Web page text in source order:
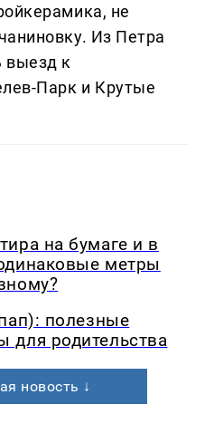
не
Из Петра
выезд к
Парк и Крутые
на бумаге и в
метры
полезные
для родительства
новость ↓